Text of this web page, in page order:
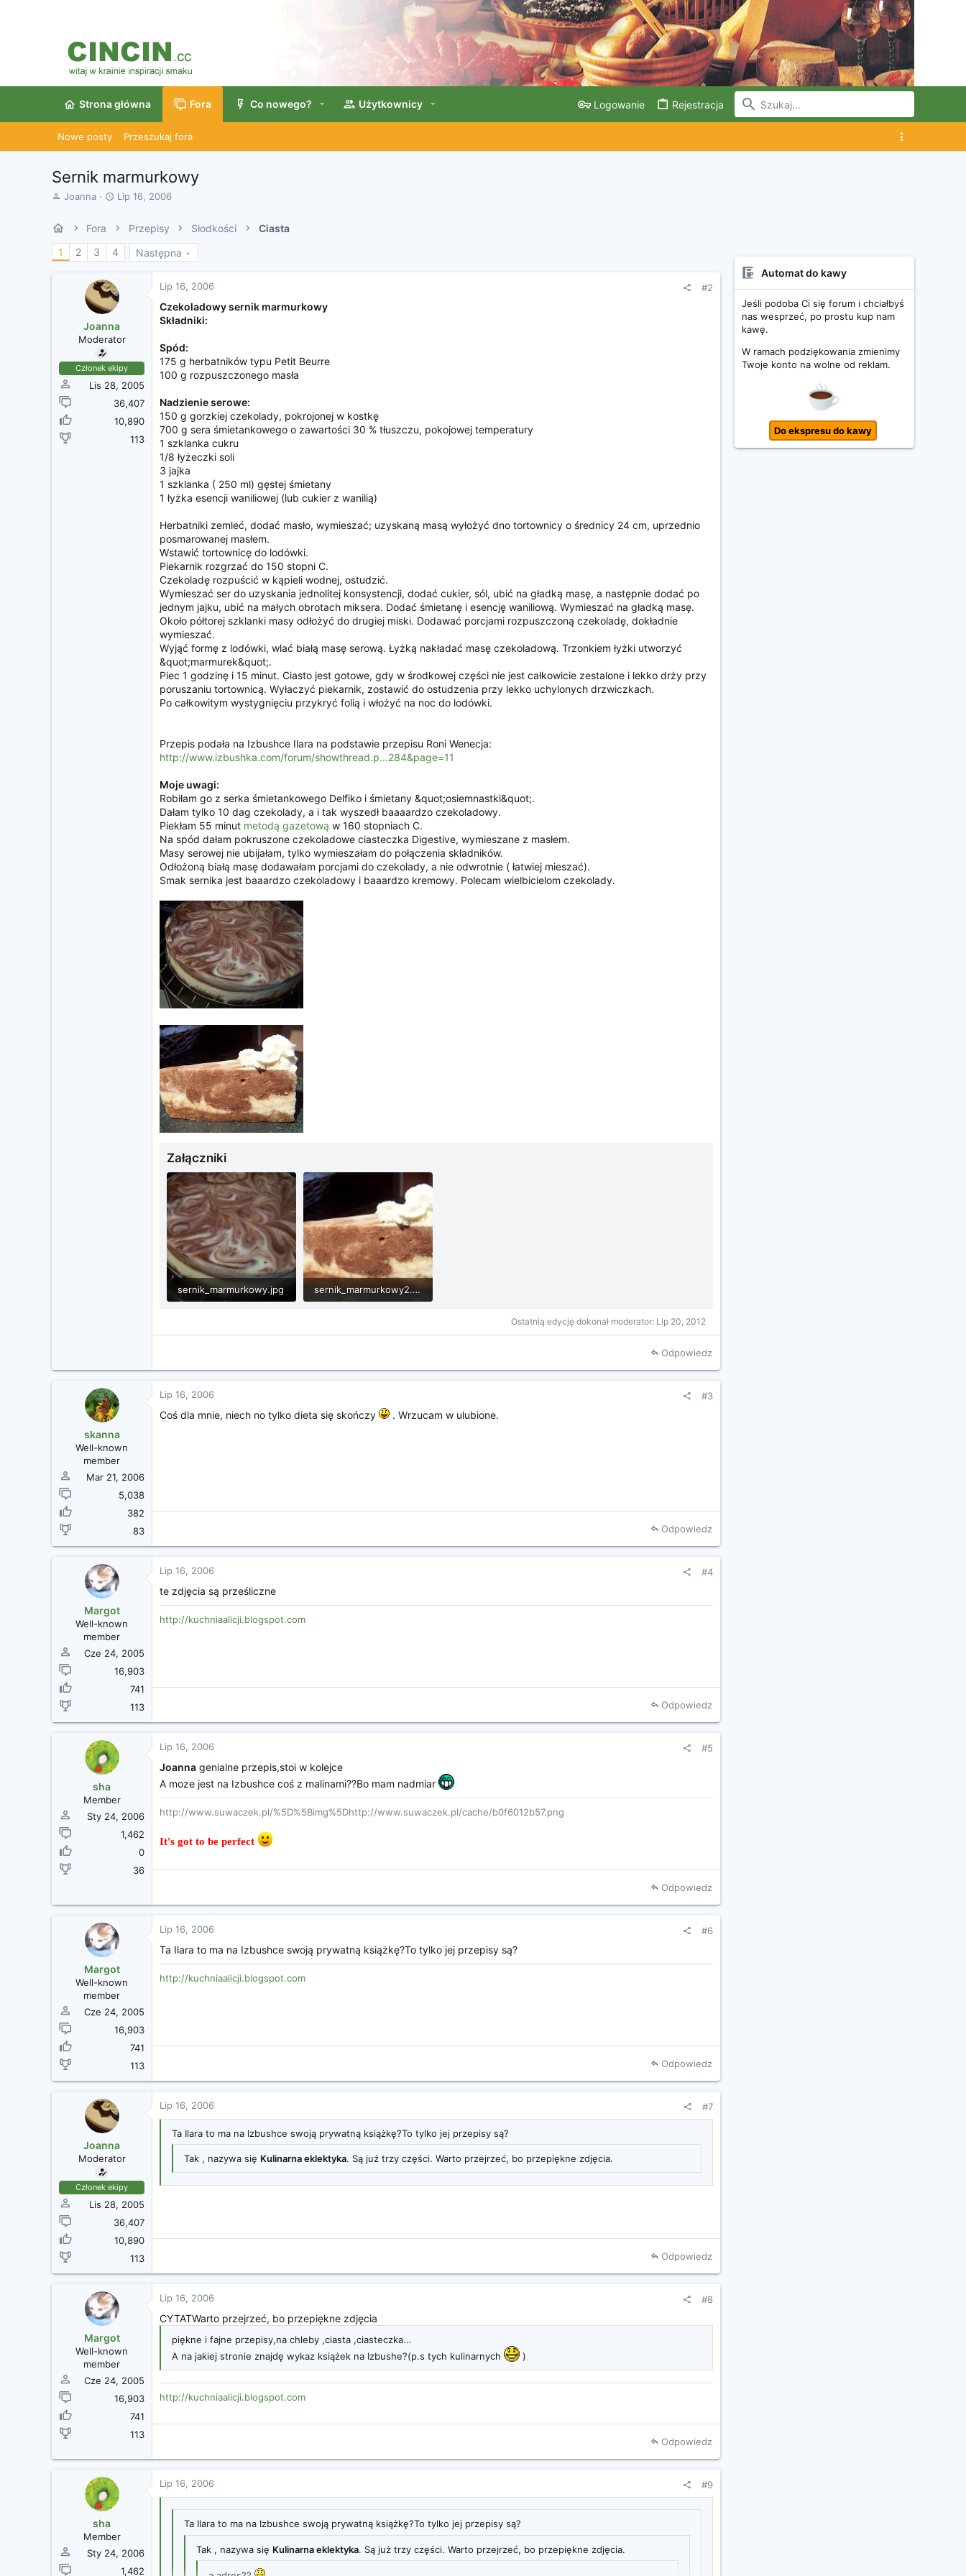
Strona główna Fora Co nowego? Użytkownicy Logowanie Rejestracja
Nowe posty Przeszukaj fora
Sernik marmurkowy
A
r
w
Joanna
D
a
r
o
p
o
z
ę
i
a
Lip 16, 2006
Fora Przepisy Słodkości
Ciasta
1
2 3 4 Następna
Joanna
Moderator
Członek ekipy
Lis 28, 2005
36,407
10,890
113
Lip 16, 2006 #2
Czekoladowy sernik marmurkowy
Składniki:
Spód:
175 g herbatników typu Petit Beurre
100 g rozpuszczonego masła
Nadzienie serowe:
150 g gorzkiej czekolady, pokrojonej w kostkę
700 g sera śmietankowego o zawartości 30 % tłuszczu, pokojowej temperatury
1 szklanka cukru
1/8 łyżeczki soli
3 jajka
1 szklanka ( 250 ml) gęstej śmietany
1 łyżka esencji waniliowej (lub cukier z wanilią)
Herbatniki zemleć, dodać masło, wymieszać; uzyskaną masą wyłożyć dno tortownicy o średnicy 24 cm, uprzednio
posmarowanej masłem.
Wstawić tortownicę do lodówki.
Piekarnik rozgrzać do 150 stopni C.
Czekoladę rozpuścić w kąpieli wodnej, ostudzić.
Wymieszać ser do uzyskania jednolitej konsystencji, dodać cukier, sól, ubić na gładką masę, a następnie dodać po
jednym jajku, ubić na małych obrotach miksera. Dodać śmietanę i esencję waniliową. Wymieszać na gładką masę.
Około półtorej szklanki masy odłożyć do drugiej miski. Dodawać porcjami rozpuszczoną czekoladę, dokładnie
wymieszać.
Wyjąć formę z lodówki, wlać białą masę serową. Łyżką nakładać masę czekoladową. Trzonkiem łyżki utworzyć
&quot;marmurek&quot;.
Piec 1 godzinę i 15 minut. Ciasto jest gotowe, gdy w środkowej części nie jest całkowicie zestalone i lekko drży przy
poruszaniu tortownicą. Wyłaczyć piekarnik, zostawić do ostudzenia przy lekko uchylonych drzwiczkach.
Po całkowitym wystygnięciu przykryć folią i włożyć na noc do lodówki.
Przepis podała na Izbushce Ilara na podstawie przepisu Roni Wenecja:
http://www.izbushka.com/forum/showthread.p...284&page=11
Moje uwagi:
Robiłam go z serka śmietankowego Delfiko i śmietany &quot;osiemnastki&quot;.
Dałam tylko 10 dag czekolady, a i tak wyszedł baaaardzo czekoladowy.
Piekłam 55 minut metodą gazetową w 160 stopniach C.
Na spód dałam pokruszone czekoladowe ciasteczka Digestive, wymieszane z masłem.
Masy serowej nie ubijałam, tylko wymieszałam do połączenia składników.
Odłożoną białą masę dodawałam porcjami do czekolady, a nie odwrotnie ( łatwiej mieszać).
Smak sernika jest baaardzo czekoladowy i baaardzo kremowy. Polecam wielbicielom czekolady.
Załączniki
sernik_marmurkowy.jpg
sernik_marmurkowy2.jpg
Ostatnią edycję dokonał moderator: Lip 20, 2012
Odpowiedz
skanna
Well-known
member
Mar 21, 2006
5,038
382
83
Lip 16, 2006 #3
Coś dla mnie, niech no tylko dieta się skończy . Wrzucam w ulubione.
Odpowiedz
Margot
Well-known
member
Cze 24, 2005
16,903
741
113
Lip 16, 2006 #4
te zdjęcia są prześliczne
http://kuchniaalicji.blogspot.com
Odpowiedz
sha
Member
Sty 24, 2006
1,462
0
36
Lip 16, 2006 #5
Joanna genialne przepis,stoi w kolejce
A moze jest na Izbushce coś z malinami??Bo mam nadmiar
http://www.suwaczek.pl/%5D%5Bimg%5Dhttp://www.suwaczek.pl/cache/b0f6012b57.png
It's got to be perfect
Odpowiedz
Margot
Well-known
member
Cze 24, 2005
16,903
741
113
Lip 16, 2006 #6
Ta Ilara to ma na Izbushce swoją prywatną książkę?To tylko jej przepisy są?
http://kuchniaalicji.blogspot.com
Odpowiedz
Joanna
Moderator
Członek ekipy
Lis 28, 2005
36,407
10,890
113
Lip 16, 2006 #7
Ta Ilara to ma na Izbushce swoją prywatną książkę?To tylko jej przepisy są?
Tak , nazywa się Kulinarna eklektyka. Są już trzy części. Warto przejrzeć, bo przepiękne zdjęcia.
Odpowiedz
Margot
Well-known
member
Cze 24, 2005
16,903
741
113
Lip 16, 2006 #8
CYTATWarto przejrzeć, bo przepiękne zdjęcia
piękne i fajne przepisy,na chleby ,ciasta ,ciasteczka...
A na jakiej stronie znajdę wykaz książek na Izbushe?(p.s tych kulinarnych
)
http://kuchniaalicji.blogspot.com
Odpowiedz
sha
Member
Sty 24, 2006
1,462
Lip 16, 2006 #9
Ta Ilara to ma na Izbushce swoją prywatną książkę?To tylko jej przepisy są?
Tak , nazywa się Kulinarna eklektyka. Są już trzy części. Warto przejrzeć, bo przepiękne zdjęcia.
Automat do kawy
Jeśli podoba Ci się forum i chciałbyś
nas wesprzeć, po prostu kup nam
kawę.
W ramach podziękowania zmienimy
Twoje konto na wolne od reklam.
Do ekspresu do kawy